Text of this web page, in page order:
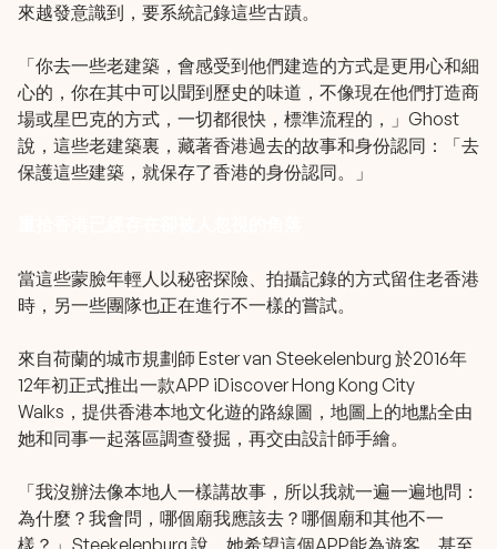
來越發意識到，要系統記錄這些古蹟。
「你去一些老建築，會感受到他們建造的方式是更用心和細
心的，你在其中可以聞到歷史的味道，不像現在他們打造商
場或星巴克的方式，一切都很快，標準流程的，」Ghost
說，這些老建築裏，藏著香港過去的故事和身份認同：「去
保護這些建築，就保存了香港的身份認同。」
當這些蒙臉年輕人以秘密探險、拍攝記錄的方式留住老香港
時，另一些團隊也正在進行不一樣的嘗試。
來自荷蘭的城市規劃師 Ester van Steekelenburg 於2016年
12年初正式推出一款APP iDiscover Hong Kong City
Walks，提供香港本地文化遊的路線圖，地圖上的地點全由
她和同事一起落區調查發掘，再交由設計師手繪。
「我沒辦法像本地人一樣講故事，所以我就一遍一遍地問：
為什麼？我會問，哪個廟我應該去？哪個廟和其他不一
樣？」Steekelenburg 說，她希望這個APP能為遊客，甚至